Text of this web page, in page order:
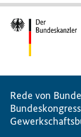
Den
machen
Rede von